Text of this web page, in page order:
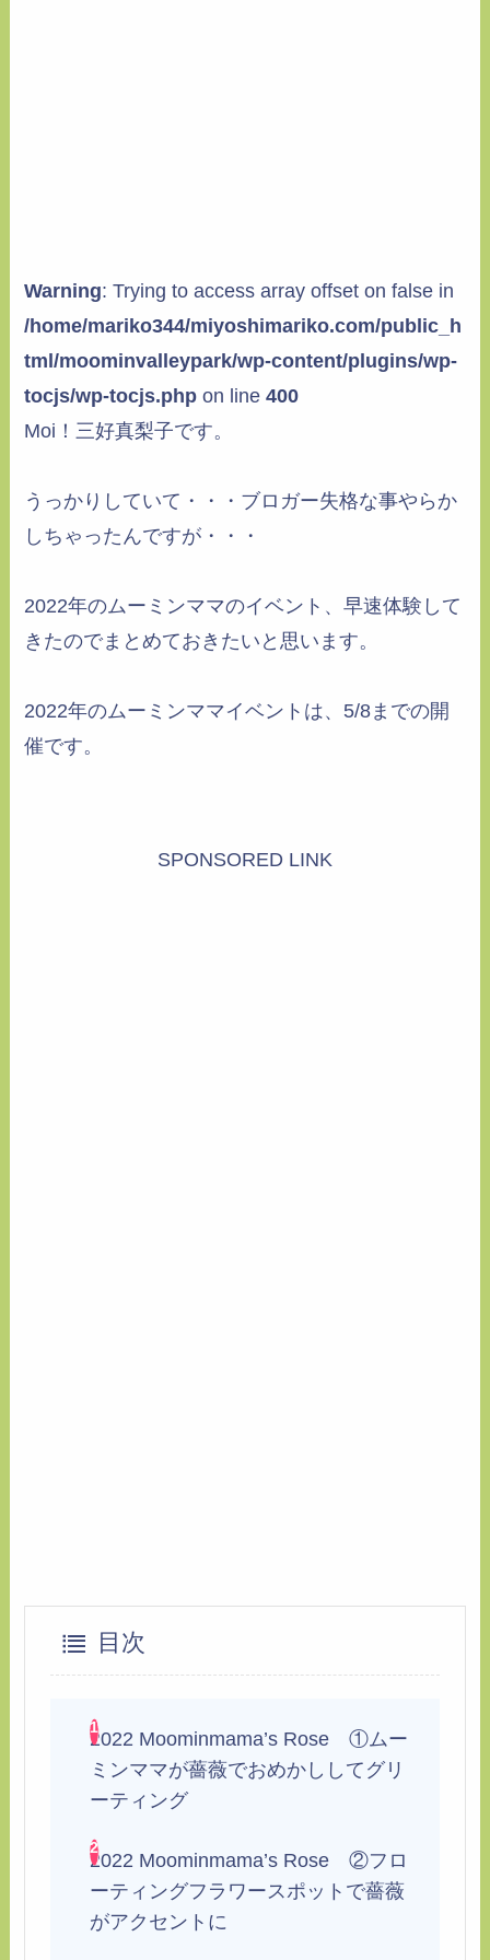
Warning: Trying to access array offset on false in
/home/mariko344/miyoshimariko.com/public_h
tml/moominvalleypark/wp-content/plugins/wp-
tocjs/wp-tocjs.php on line400
Moi！三好真梨子です。
うっかりしていて・・・ブロガー失格な事やらか
しちゃったんですが・・・
2022年のムーミンママのイベント、早速体験して
きたのでまとめておきたいと思います。
2022年のムーミンママイベントは、5/8までの開
催です。
SPONSORED LINK
目次
2022 Moominmama’s Rose ①ムー
ミンママが薔薇でおめかししてグリ
ーティング
2022 Moominmama’s Rose ②フロ
ーティングフラワースポットで薔薇
がアクセントに